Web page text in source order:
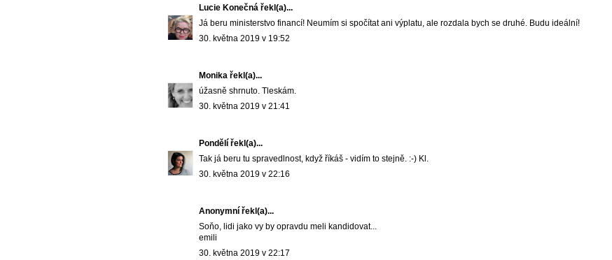
Lucie Konečná řekl(a)...
Já beru ministerstvo financí! Neumím si spočítat ani výplatu, ale rozdala bych se druhé. Budu ideální!
30. května 2019 v 19:52
Monika řekl(a)...
úžasně shrnuto. Tleskám.
30. května 2019 v 21:41
Pondělí řekl(a)...
Tak já beru tu spravedlnost, když říkáš - vidím to stejně. :-) Kl.
30. května 2019 v 22:16
Anonymní řekl(a)...
Soňo, lidi jako vy by opravdu meli kandidovat...
emili
30. května 2019 v 22:17